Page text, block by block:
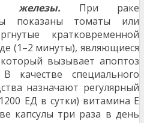
железы. При раке
показаны томаты или
кратковременной
(1–2 минуты), являющиеся
вызывает апоптоз
качестве специального
назначают регулярный
ЕД в сутки) витамина Е
капсулы три раза в день